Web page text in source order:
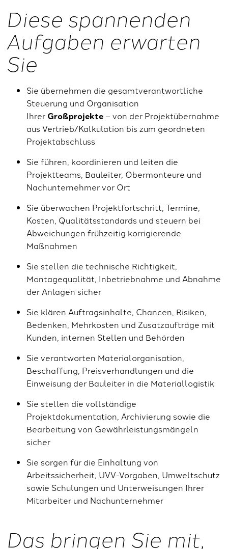
Diese spannenden
Aufgaben erwarten
Sie
Sie übernehmen die gesamtverantwortliche
Steuerung und Organisation
Ihrer Großprojekte – von der Projektübernahme
aus Vertrieb/Kalkulation bis zum geordneten
Projektabschluss
Sie führen, koordinieren und leiten die
Projektteams, Bauleiter, Obermonteure und
Nachunternehmer vor Ort
Sie überwachen Projektfortschritt, Termine,
Kosten, Qualitätsstandards und steuern bei
Abweichungen frühzeitig korrigierende
Maßnahmen
Sie stellen die technische Richtigkeit,
Montagequalität, Inbetriebnahme und Abnahme
der Anlagen sicher
Sie klären Auftragsinhalte, Chancen, Risiken,
Bedenken, Mehrkosten und Zusatzaufträge mit
Kunden, internen Stellen und Behörden
Sie verantworten Materialorganisation,
Beschaffung, Preisverhandlungen und die
Einweisung der Bauleiter in die Materiallogistik
Sie stellen die vollständige
Projektdokumentation, Archivierung sowie die
Bearbeitung von Gewährleistungsmängeln
sicher
Sie sorgen für die Einhaltung von
Arbeitssicherheit, UVV-Vorgaben, Umweltschutz
sowie Schulungen und Unterweisungen Ihrer
Mitarbeiter und Nachunternehmer
Das bringen Sie mit,